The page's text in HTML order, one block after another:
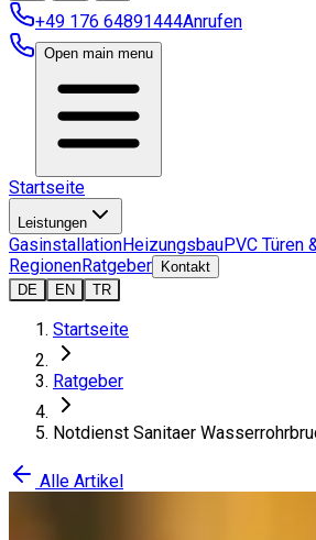
+49 176 64891444Anrufen
Open main menu
Startseite
Leistungen
GasinstallationHeizungsbauPVC Türen
RegionenRatgeber
Kontakt
DE
EN TR
Startseite
Ratgeber
Notdienst Sanitaer
Alle Artikel